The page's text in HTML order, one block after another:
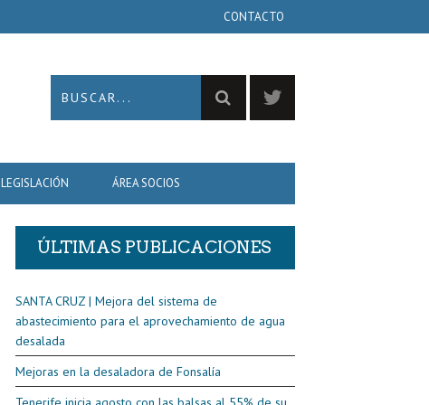
CONTACTO
LEGISLACIÓN ÁREA SOCIOS
ÚLTIMAS PUBLICACIONES
SANTA CRUZ | Mejora del sistema de
abastecimiento para el aprovechamiento de agua
desalada
Mejoras en la desaladora de Fonsalía